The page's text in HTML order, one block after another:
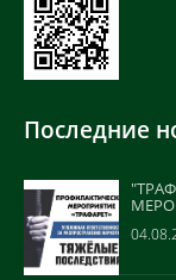
Последние